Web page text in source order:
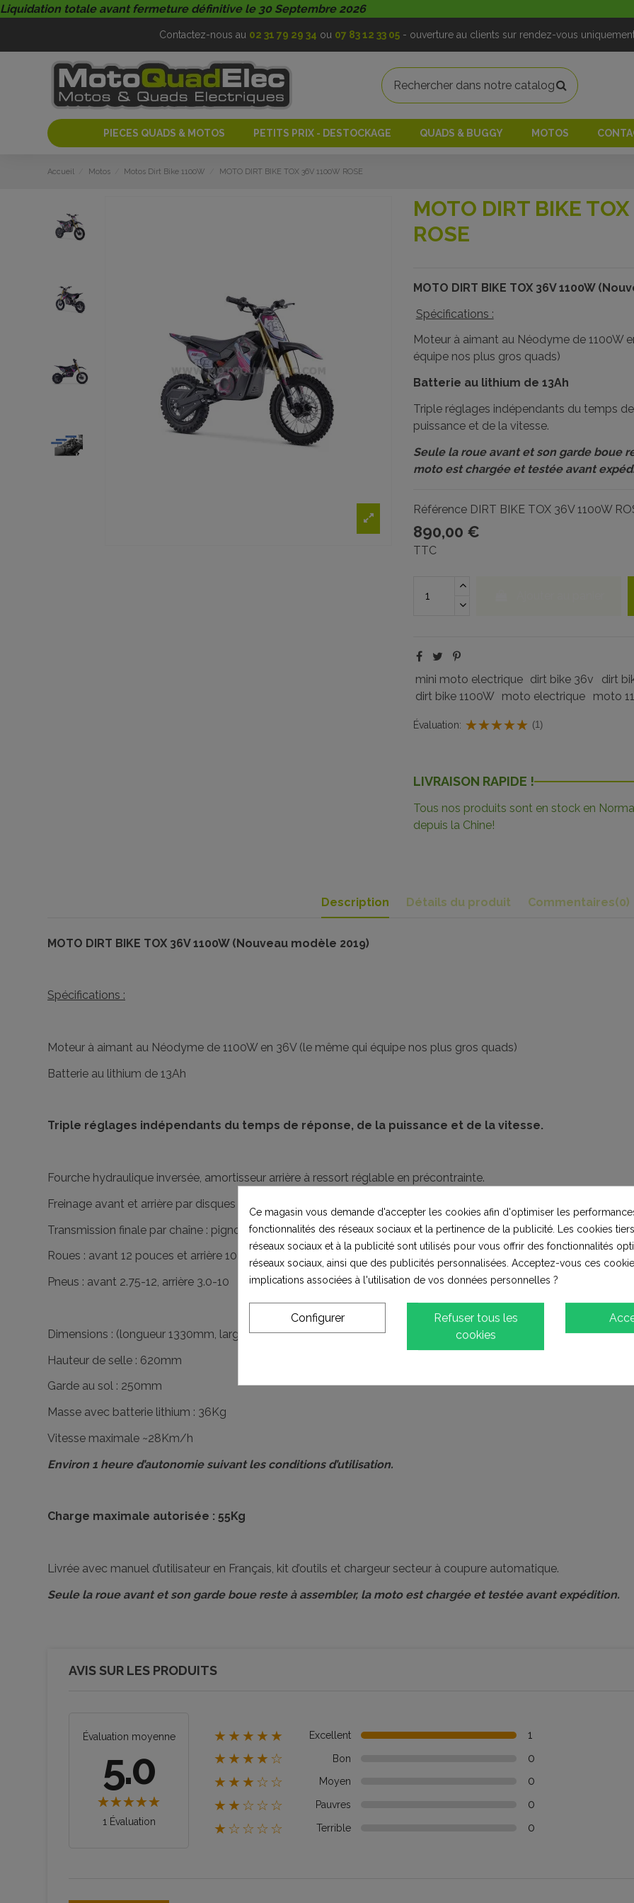
Liquidation totale avant fermeture définitive le 30 Septembre 2026
Contactez-nous au 02 31 79 29 34 ou 07 83 12 33 05- ouverture au clients sur rendez-vous
PIECES QUADS & MOTOS PETITS PRIX - DESTOCKAGE QUADS & BUGGY MOTOS
Accueil Motos Motos Dirt Bike 1100W MOTO DIRT BIKE TOX 36V 1100W ROSE
MOTO DIRT BIKE
ROSE
MOTO DIRT BIKE TOX 36V 1100W
Spécifications :
Moteur à aimant au Néodyme de 1100W
équipe nos plus gros quads)
Batterie au lithium de 13Ah
Triple réglages indépendants du temps
puissance et de la vitesse.
Seule la roue avant et son garde boue
moto est chargée et testée avant
Référence DIRT BIKE TOX 36V 1100W
890,00 €
TTC
mini moto electrique dirt bike 36v
dirt
dirt bike 1100W moto electrique moto
Évaluation: (1)
LIVRAISON RAPIDE !
Tous nos produits sont en stock en
depuis la Chine!
Description Détails du produit Commentaires(0)
MOTO DIRT BIKE TOX 36V 1100W (Nouveau modèle 2019)
Spécifications :
Moteur à aimant au Néodyme de 1100W en 36V (le même qui équipe nos plus gros quads)
Batterie au lithium de 13Ah
Triple réglages indépendants du temps de réponse, de la puissance et de la vitesse.
Fourche hydraulique inversée, amortisseur arrière à ressort réglable en précontrainte.
Freinage avant et arrière par disques pétales (180mm), étriers à serrage mécanique.
Transmission finale par chaîne : pignon de 11 dents et couronne de 76 dents.
Roues : avant 12 pouces et arrière 10 pouces.
Pneus : avant 2.75-12, arrière 3.0-10
Dimensions : (longueur 1330mm, largeur 640mm, hauteur 865mm)
Hauteur de selle : 620mm
Garde au sol : 250mm
Masse avec batterie lithium : 36Kg
Vitesse maximale ~28Km/h
Environ 1 heure d’autonomie suivant les conditions d’utilisation.
Charge maximale autorisée : 55Kg
Livrée avec manuel d’utilisateur en Français, kit d’outils et chargeur secteur à coupure automatique.
Seule la roue avant et son garde boue reste à assembler, la moto est chargée et testée avant expédition.
AVIS SUR LES PRODUITS
Évaluation moyenne
5.0
1 Évaluation
★★★★★ Excellent 1
★★★★☆ Bon 0
★★★☆☆ Moyen 0
★★☆☆☆ Pauvres 0
★☆☆☆☆ Terrible 0
Ce magasin vous demande d'accepter les cookies afin d'optimiser les
fonctionnalités des réseaux sociaux et la pertinence de la publicité. Les cookies
réseaux sociaux et à la publicité sont utilisés pour vous offrir des fonctionnalités
réseaux sociaux, ainsi que des publicités personnalisées. Acceptez-vous ces
implications associées à l'utilisation de vos données personnelles ?
Refuser tous les
cookies
Configurer